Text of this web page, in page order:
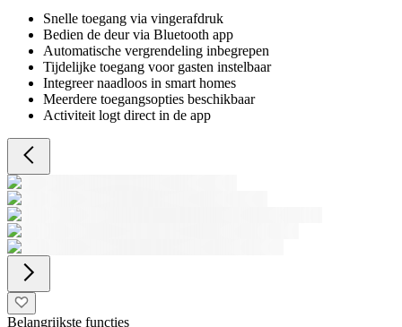
Snelle toegang via vingerafdruk
Bedien de deur via Bluetooth app
Automatische vergrendeling inbegrepen
Tijdelijke toegang voor gasten instelbaar
Integreer naadloos in smart homes
Meerdere toegangsopties beschikbaar
Activiteit logt direct in de app
Belangrijkste functies